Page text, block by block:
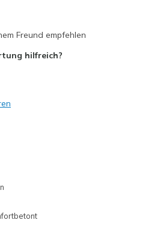
Freund empfehlen
hilfreich?